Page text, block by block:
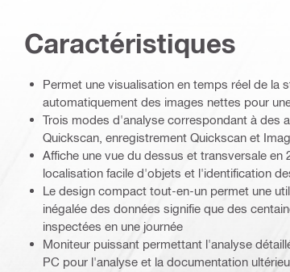
Caractéristiques
Permet une visualisation en temps réel de la
automatiquement des images nettes pour
Trois modes d'analyse correspondant à des
Quickscan, enregistrement Quickscan et
Affiche une vue du dessus et transversale en
localisation facile d'objets et l'identification
Le design compact tout-en-un permet une
inégalée des données signifie que des
inspectées en une journée
Moniteur puissant permettant l'analyse
PC pour l'analyse et la documentation